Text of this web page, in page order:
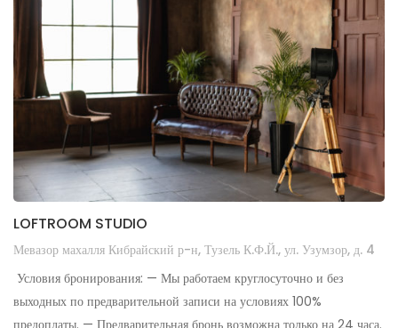
LOFTROOM STUDIO
Мевазор махалля Кибрайский р-н, Тузель К.Ф.Й., ул. Узумзор, д. 4
Условия бронирования: — Мы работаем круглосуточно и без
выходных по предварительной записи на условиях 100%